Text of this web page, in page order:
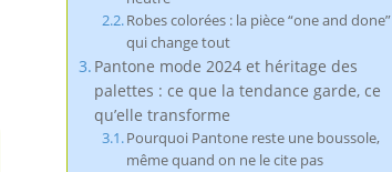
Robes colorées : la pièce “one and done”
qui change tout
Pantone mode 2024 et héritage des
palettes : ce que la tendance garde, ce
qu’elle transforme
Pourquoi Pantone reste une boussole,
même quand on ne le cite pas